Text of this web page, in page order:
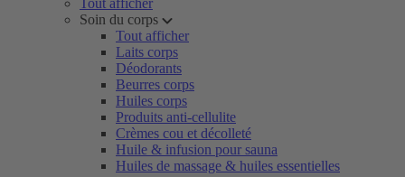
Tout afficher
Soin du corps
Tout afficher
Laits corps
Déodorants
Beurres corps
Huiles corps
Produits anti-cellulite
Crèmes cou et décolleté
Huile & infusion pour sauna
Huiles de massage & huiles essentielles